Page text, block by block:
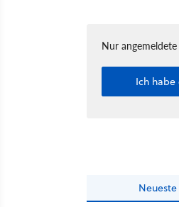
Nur
Ich
Neueste